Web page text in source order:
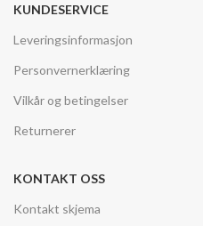
KUNDESERVICE
Leveringsinformasjon
Personvernerklæring
Vilkår og betingelser
Returnerer
KONTAKT OSS
Kontakt skjema